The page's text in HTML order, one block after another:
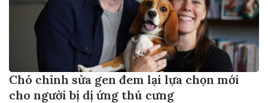
Chó chỉnh sửa gen đem lại lựa chọn mới
cho người bị dị ứng thú cưng